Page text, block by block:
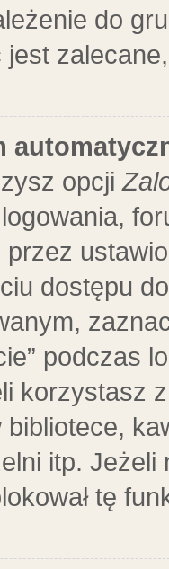
do
opcji
dostępu
podczas
korzystasz
itp.
tę